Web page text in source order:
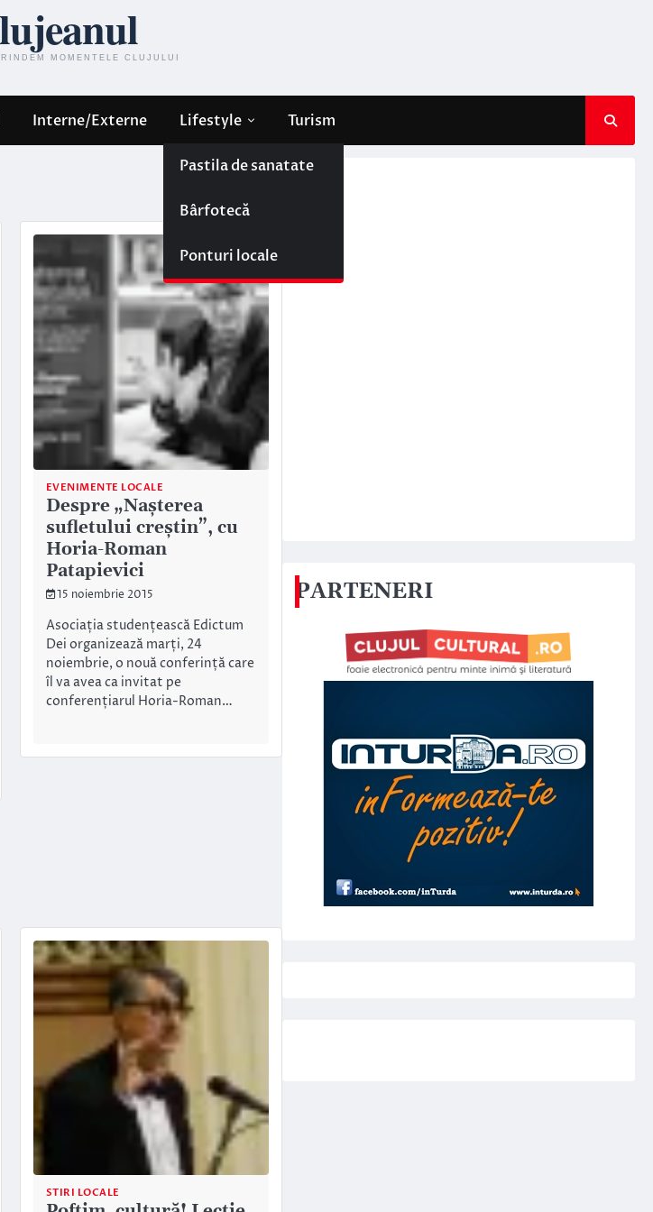
Interne/Externe Lifestyle
Pastila de sanatate
Bârfotecă
Ponturi locale
Turism
EVENIMENTE LOCALE
Despre „Nașterea
sufletului creștin”, cu
Horia-Roman
Patapievici
15 noiembrie 2015
Asociația studențească Edictum
Dei organizează marți, 24
noiembrie, o nouă conferință care
îl va avea ca invitat pe
conferențiarul Horia-Roman…
STIRI LOCALE
PARTENERI